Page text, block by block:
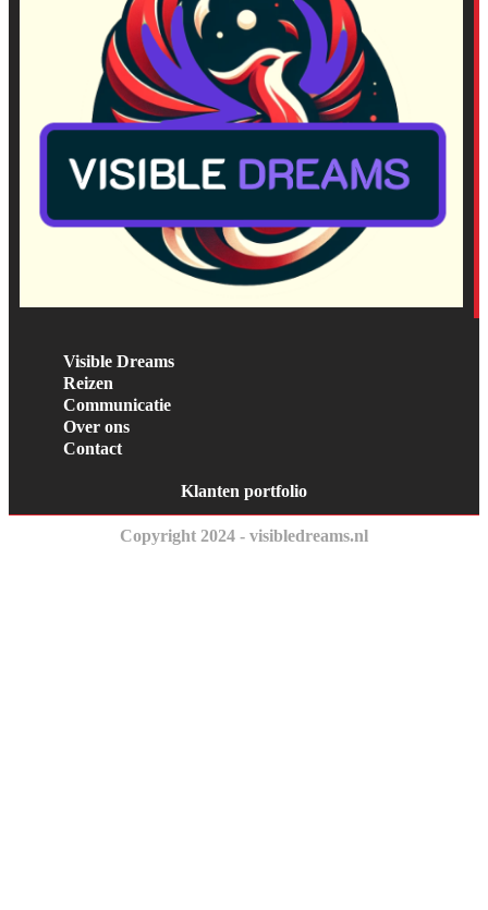
Visible Dreams
Reizen
Communicatie
Over ons
Contact
Klanten portfolio
Copyright 2024 - visibledreams.nl